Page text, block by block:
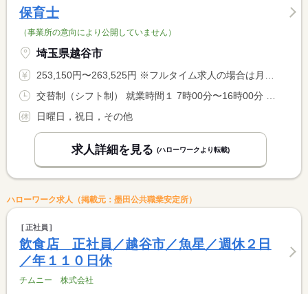
保育士
（事業所の意向により公開していません）
埼玉県越谷市
253,150円〜263,525円 ※フルタイム求人の場合は月額（換算額）、パート求人の場合は時間額を表示しています。
日曜日，祝日，その他
求人詳細を見る (ハローワークより転載)
ハローワーク求人（掲載元：墨田公共職業安定所）
正社員
飲食店 正社員／越谷市／魚星／週休２日
／年１１０日休
チムニー 株式会社